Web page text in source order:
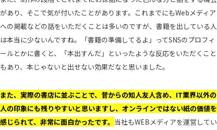
があり、そこで気が付いたことがあります。これまでにもWebメディア
への掲載などの話をいただくことは多いのですが、書籍を出している人
は本当に少ないんですね。「書籍の準備してるよ」ってSNSのプロフィ
ールとかに書くと、「本出すんだ」といったような反応をいただくこと
もあり、本じゃないと出せない効果だなと思いました。
また、実際の書店に並ぶことで、昔からの知人友人含め、IT業界以外の
人の印象にも残りやすいと思いますし、オンラインではない紙の価値を
感じられて、非常に面白かったです。 当社もWEBメディアを運営してい